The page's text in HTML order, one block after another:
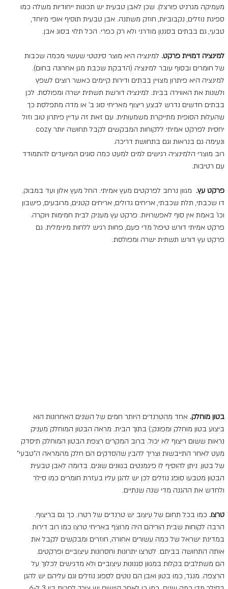
מעמיקה מגרניט פורצלן. שכן לאבן טבעית יש תכונות ייחודיות משלה כמו
ספיגת נוזלים, נקבוביות, חוזק משתנה. אבן טבעית תוסיף אופי מיוחד,
טבעי, גם בבתים בסגנון מודרני ולא רק כפרי. הכל תלוי בסוג אבן.
למינציה דמויית פרקט. למינציה היא מוצר סינטטי שעשוי מכמה שכבות
של חומרים ובסוף עובר למינציה (הדבקת שכבת מגן אחרונה בחום).
למינציה היא פיתרון מצויין בבתים ודירות קיימים כאשר רוצים לשפץ
ולשנות את האווירה בבית. למינציה דורשת תשתית ישרה ומפולסת. לכן
בבתים חדשים נדרש לבצע ריצוף מאריחי סוג ב' או מדה מתפלסת כך
שהעלות הסופית מתייקרת משמעותית. עם זאת זה עדיין פיתרון טוב וזול
ונעימה גם בנראות וגם בתחושת דריכה.
רוב מוצרי הלמינציה רגישים למים למעט כמה סוגים המיועדים להתמודד
עם רטיבות.
פרקט עץ. מגוון נרחב לפרקטים מעץ אמיתי. החל מעץ אלון ועד במבוק.
דו שכבתי, תלת שכבתי, אריחים גדולים, אריחים קטנים, מרובעים, פישבון
וכו' באמת אין סוף לאפשרויות. פרקט עץ מעניק לבית חמימות ויוקרה.
פרקט אמיתי דורש טיפול מדי פעם, פחות רגיש ללחות מינימלית. גם
פרקט עץ דורש תשתית ישרה ומפולסת.
בטון מוחלק. אחד מהטרנדים היותר חמים של השנים האחרונות הוא
ביצוע בטון מוחלק ומפונק:) בתוך הבית. מראה הבטון המוחלק מעניק
נראות ששום ריצוף לא יכול. ברוב המקרים רצפת הבטון המוחלק תיסדק
מעט לאחר התייבשות וצריך להבין שהסדקים הם חלק מהמראה ה"טבעי"
של בטון. ניתן להוסיף לו פיגמנטים בגוונים שונים. בדומה לאבן טבעית
הבטון מטבעו סופג נוזלים לכן יש להגן עליו בעזרת חומרים כמו סילר
ולחדש את ההגנה מדי שנה שנתיים.
טרצו. כמו בכל תחום של עיצוב יש טרנדים של רטרו. כך גם בריצוף.
הרבה לקוחות שבית הוריהם היה מרוצף באריחי טרצו כמו רוב דירות
במדינת ישראל של כמה עשורים אחורה, חוזרים ומבקשים לקבל את
אותה התחושה בביתם. לטרצו יתרונות וחסרונות עיצוביים ופרקטים.
הם משתלבים בקלות במגוון סגנונות עיצוביים ולא מדגישים לכלוך על
הרצפה. מנגד, כמו בטון ואבן הם נוטים לספוג נוזלים וגם עליהם יש להגן